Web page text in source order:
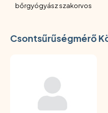
bőrgyógyász szakorvos
Csontsűrűségmérő